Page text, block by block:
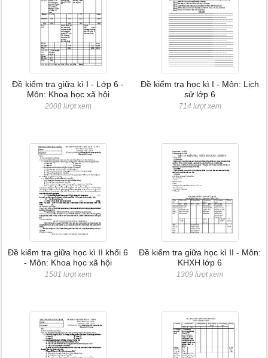
Đề kiểm tra giữa kì I - Lớp 6 -
Môn: Khoa học xã hội
2008 lượt xem
Đề kiểm tra học kì I - Môn: Lịch
sử lớp 6
714 lượt xem
Đề kiểm tra giữa học kì II khối 6
- Môn: Khoa học xã hội
1501 lượt xem
Đề kiểm tra giữa học kì II - Môn:
KHXH lớp 6
1309 lượt xem